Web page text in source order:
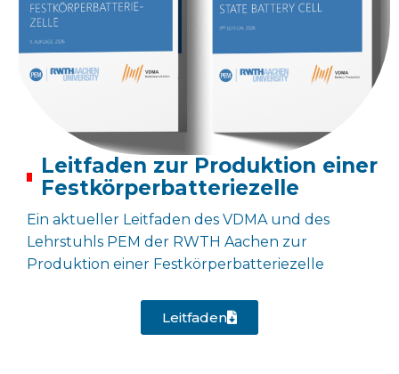
Leitfaden zur Produktion einer
Festkörperbatteriezelle
Ein aktueller Leitfaden des VDMA und des
Lehrstuhls PEM der RWTH Aachen zur
Produktion einer Festkörperbatteriezelle
Leitfaden